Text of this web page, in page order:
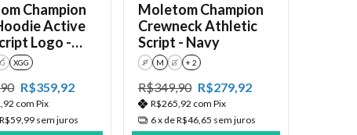
Champion
Active
Logo -
XGG
R$359,92
com Pix
R$59,99 sem juros
Moletom Champion
Crewneck Athletic
Script - Navy
P M G + 2
R$349,90 R$279,92
R$265,92 com Pix
6x deR$46,65 sem juros